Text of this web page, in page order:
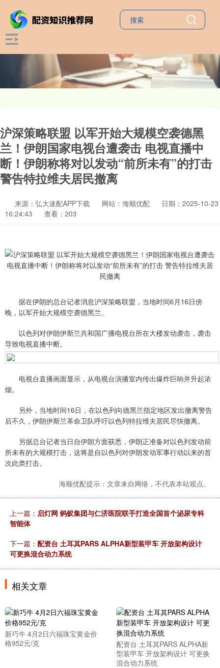
沪深策略联盟 以军开始大规模空袭德黑
兰！伊朗国家电视台遭袭击 电视直播中
断！伊朗称将对以发动“前所未有”的打击
警告特拉维夫居民撤离
来源：弘大速配APP下载 网站：海顺优配
日期：2025-10-23
16:24:43
查看：203
据在伊朗的总台记者消息沪深策略联盟，当地时间6月16日傍
晚，以军开始大规模空袭德黑兰。
以色列对伊朗伊斯兰共和国广播电视台所在大楼发动袭击，袭击
导致电视直播中断。
电视台直播画面显示，从电视台演播室内传出爆炸巨响并升起浓
烟。
另外，当地时间16日，在以色列向德黑兰指定地区发出撤离警告
后不久，伊朗伊斯兰革命卫队呼吁以色列特拉维夫居民尽快撤离。
另据总台记者当日自伊朗方面获悉，伊朗正准备对以色列发动前
所未有的大规模打击，这将是自以色列对伊朗发动军事行动以来的首
次此类打击。
海顺优配提示：文章来自网络，不代表本站观点。
上一篇： 启灯网 蚂蚁集团与仁济医院联手打造全国首个泌尿专科
智能体
下一篇： 配资台 土耳其PARS ALPHA新型装甲车 开放架构设计
可更换混合动力系统
相关文章
新巧牛 4月2日六福珠宝黄金价
格952元/克
配资台 土耳其PARS ALPHA新
型装甲车 开放架构设计 可更换
混合动力系统